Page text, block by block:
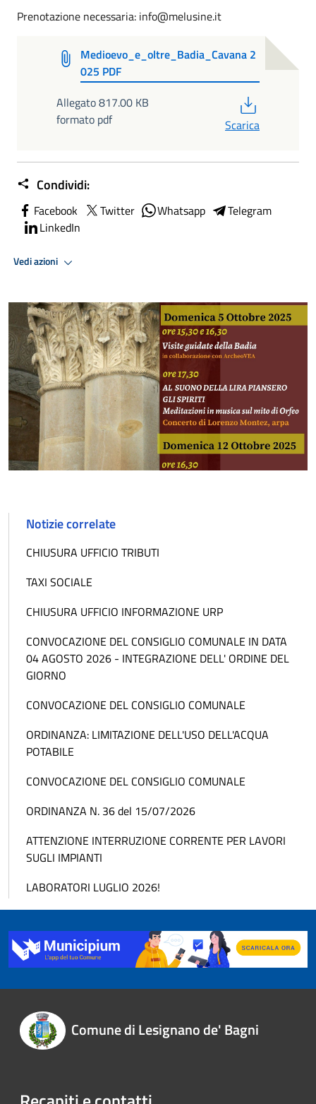
Prenotazione necessaria: info@melusine.it
Medioevo_e_oltre_Badia_Cavana 2
025 PDF
Allegato 817.00 KB
formato pdf
Scarica
Condividi:
Facebook Twitter Whatsapp
Telegram
LinkedIn
Vedi azioni
Notizie correlate
CHIUSURA UFFICIO TRIBUTI
TAXI SOCIALE
CHIUSURA UFFICIO INFORMAZIONE URP
CONVOCAZIONE DEL CONSIGLIO COMUNALE IN DATA
04 AGOSTO 2026 - INTEGRAZIONE DELL' ORDINE DEL
GIORNO
CONVOCAZIONE DEL CONSIGLIO COMUNALE
ORDINANZA: LIMITAZIONE DELL'USO DELL'ACQUA
POTABILE
CONVOCAZIONE DEL CONSIGLIO COMUNALE
ORDINANZA N. 36 del 15/07/2026
ATTENZIONE INTERRUZIONE CORRENTE PER LAVORI
SUGLI IMPIANTI
LABORATORI LUGLIO 2026!
Comune di Lesignano de' Bagni